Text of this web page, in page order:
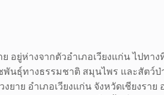
อยู่ห่างจากตัวอำเภอเวียงแก่น ไปท
ชพันธุ์ทางธรรมชาติ สมุนไพร และสั
ย อำเภอเวียงแก่น จังหวัดเชียงราย